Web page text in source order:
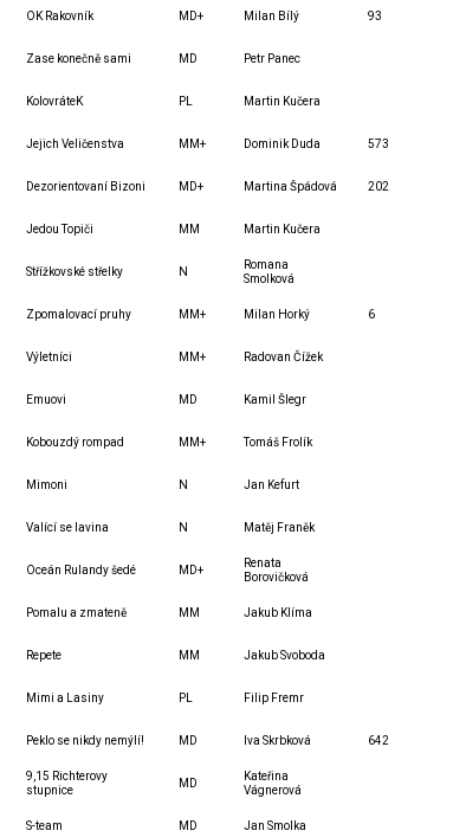
OK Rakovník MD+ Milan Bílý 93
Zase konečně sami MD Petr Panec
KolovráteK PL Martin Kučera
Jejich Veličenstva MM+ Dominik Duda 573
Dezorientovaní Bizoni MD+ Martina Špádová 202
Jedou Topiči MM Martin Kučera
Střížkovské střelky N
Romana
Smolková
Zpomalovací pruhy MM+ Milan Horký 6
Výletníci MM+ Radovan Čížek
Emuovi MD Kamil Šlegr
Kobouzdý rompad MM+ Tomáš Frolík
Mimoni N Jan Kefurt
Valící se lavina N Matěj Franěk
Oceán Rulandy šedé MD+
Renata
Borovičková
Pomalu a zmateně MM Jakub Klíma
Repete MM Jakub Svoboda
Mimi a Lasiny PL Filip Fremr
Peklo se nikdy nemýlí! MD Iva Skrbková 642
9,15 Richterovy
stupnice
MD
Kateřina
Vágnerová
S-team MD Jan Smolka